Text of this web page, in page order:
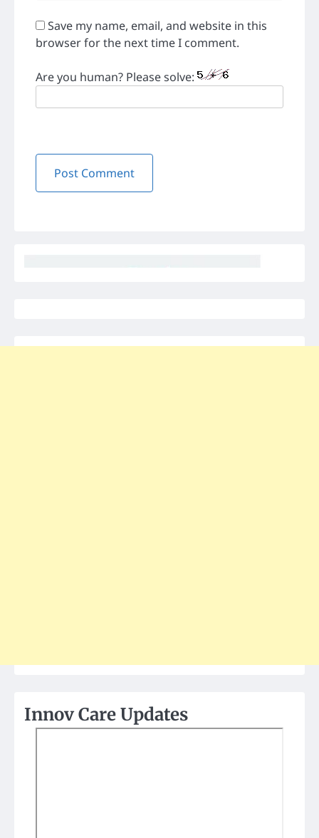
Save my name, email, and website in this
browser for the next time I comment.
Are you human? Please solve:
Innov Care Updates